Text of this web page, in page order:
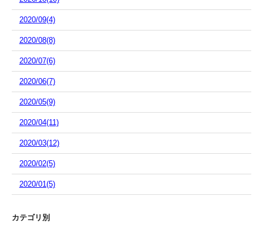
2020/09(4)
2020/08(8)
2020/07(6)
2020/06(7)
2020/05(9)
2020/04(11)
2020/03(12)
2020/02(5)
2020/01(5)
カテゴリ別